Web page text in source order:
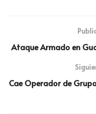
Ataque Armado en
Cae Operador de